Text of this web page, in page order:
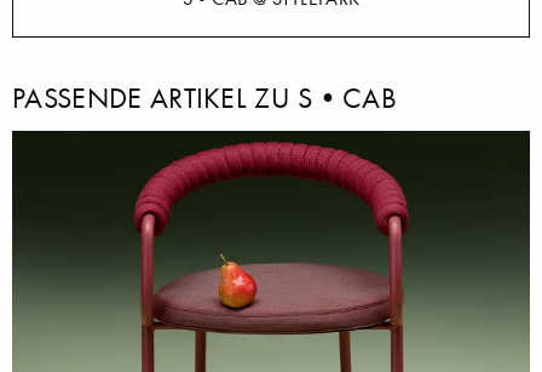
PASSENDE ARTIKEL ZU S•CAB